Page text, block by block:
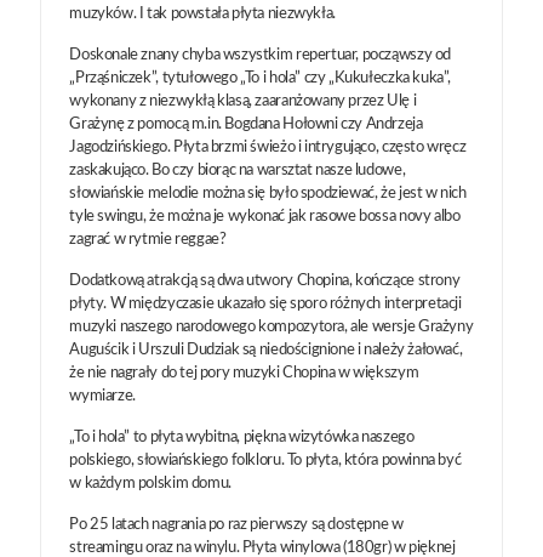
muzyków. I tak powstała płyta niezwykła.
Doskonale znany chyba wszystkim repertuar, począwszy od
„Prząśniczek”, tytułowego „To i hola” czy „Kukułeczka kuka”,
wykonany z niezwykłą klasą, zaaranżowany przez Ulę i
Grażynę z pomocą m.in. Bogdana Hołowni czy Andrzeja
Jagodzińskiego. Płyta brzmi świeżo i intrygująco, często wręcz
zaskakująco. Bo czy biorąc na warsztat nasze ludowe,
słowiańskie melodie można się było spodziewać, że jest w nich
tyle swingu, że można je wykonać jak rasowe bossa novy albo
zagrać w rytmie reggae?
Dodatkową atrakcją są dwa utwory Chopina, kończące strony
płyty. W międzyczasie ukazało się sporo różnych interpretacji
muzyki naszego narodowego kompozytora, ale wersje Grażyny
Auguścik i Urszuli Dudziak są niedoścignione i należy żałować,
że nie nagrały do tej pory muzyki Chopina w większym
wymiarze.
„To i hola” to płyta wybitna, piękna wizytówka naszego
polskiego, słowiańskiego folkloru. To płyta, która powinna być
w każdym polskim domu.
Po 25 latach nagrania po raz pierwszy są dostępne w
streamingu oraz na winylu. Płyta winylowa (180gr) w pięknej